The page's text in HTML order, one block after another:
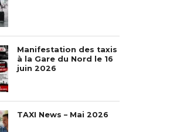
Manifestation des taxis
à la Gare du Nord le 16
juin 2026
TAXI News – Mai 2026